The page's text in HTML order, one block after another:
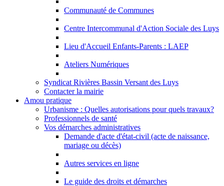
Communauté de Communes
Centre Intercommunal d'Action Sociale des Luys
Lieu d'Accueil Enfants-Parents : LAEP
Ateliers Numériques
Syndicat Rivières Bassin Versant des Luys
Contacter la mairie
Amou pratique
Urbanisme : Quelles autorisations pour quels travaux?
Professionnels de santé
Vos démarches administratives
Demande d'acte d'état-civil (acte de naissance,
mariage ou décès)
Autres services en ligne
Le guide des droits et démarches